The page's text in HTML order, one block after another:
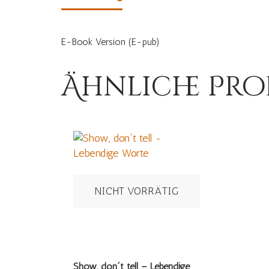
E-Book Version (E-pub)
Ähnliche
NICHT VORRÄTIG
Show, don´t tell – Lebendige